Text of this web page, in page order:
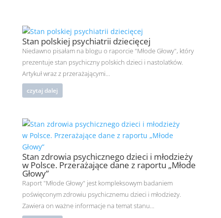
Stan polskiej psychiatrii dziecięcej
Niedawno pisałam na blogu o raporcie "Młode Głowy", który
prezentuje stan psychiczny polskich dzieci i nastolatków.
Artykuł wraz z przerażającymi...
czytaj dalej
Stan zdrowia psychicznego dzieci i młodzieży
w Polsce. Przerażające dane z raportu „Młode
Głowy”
Raport "Młode Głowy" jest kompleksowym badaniem
poświęconym zdrowiu psychicznemu dzieci i młodzieży.
Zawiera on ważne informacje na temat stanu...